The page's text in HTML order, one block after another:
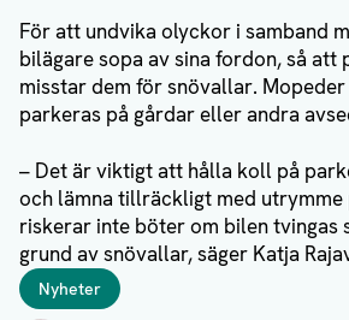
För att undvika olyckor i samband
bilägare sopa av sina fordon, så att
misstar dem för snövallar.
parkeras på gårdar eller andra
– Det är viktigt att hålla koll på
och lämna tillräckligt med utrymme
riskerar inte böter om bilen tvingas
grund av snövallar, säger Katja
Taggar
Nyheter